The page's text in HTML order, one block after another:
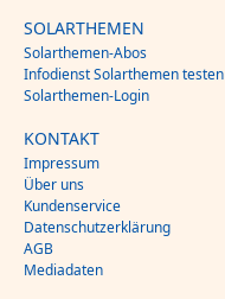
SOLARTHEMEN
Solarthemen-Abos
Infodienst Solarthemen testen
Solarthemen-Login
KONTAKT
Impressum
Über uns
Kundenservice
Datenschutzerklärung
AGB
Mediadaten